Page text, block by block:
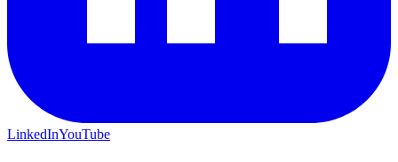
LinkedInYouTube